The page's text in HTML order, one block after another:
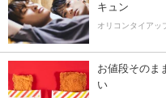
キュン
オリコンタイアッ
お値段そのま
い